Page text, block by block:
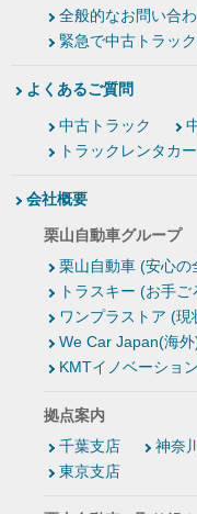
全般的なお問い合
緊急で中古トラッ
よくあるご質問
中古トラック
トラックレンタカー
会社概要
栗山自動車グループ
栗山自動車 (安心の
トラスキー (お手
ワンプラストア (
We Car Japan(海外
KMTイノベーショ
拠点案内
千葉支店
神奈
東京支店